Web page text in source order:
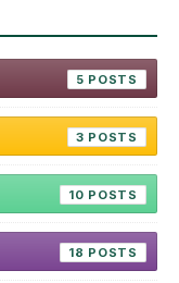
5
3
10
18